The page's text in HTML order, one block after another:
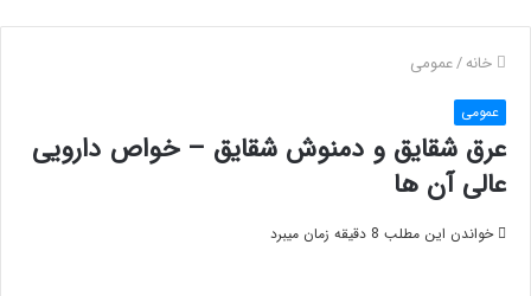
خانه/عمومی
عمومی
عرق شقایق و دمنوش شقایق – خواص دارویی
عالی آن ها
خواندن این مطلب 8 دقیقه زمان میبرد